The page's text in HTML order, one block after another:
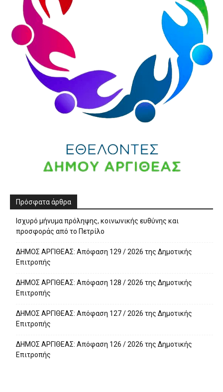
Πρόσφατα άρθρα
Ισχυρό μήνυμα πρόληψης, κοινωνικής ευθύνης και
προσφοράς από το Πετρίλο
ΔΗΜΟΣ ΑΡΓΙΘΕΑΣ: Απόφαση 129 / 2026 της Δημοτικής
Επιτροπής
ΔΗΜΟΣ ΑΡΓΙΘΕΑΣ: Απόφαση 128 / 2026 της Δημοτικής
Επιτροπής
ΔΗΜΟΣ ΑΡΓΙΘΕΑΣ: Απόφαση 127 / 2026 της Δημοτικής
Επιτροπής
ΔΗΜΟΣ ΑΡΓΙΘΕΑΣ: Απόφαση 126 / 2026 της Δημοτικής
Επιτροπής